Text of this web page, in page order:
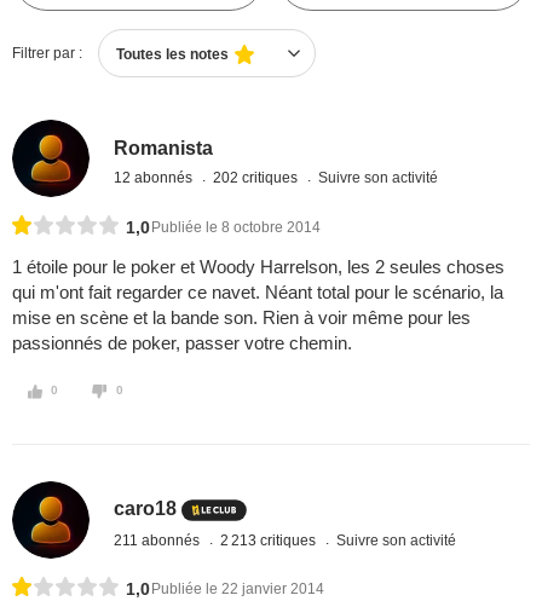
Filtrer par : Toutes les notes
Romanista
12 abonnés 202 critiques Suivre son activité
1,0 Publiée le 8 octobre 2014
1 étoile pour le poker et Woody Harrelson, les 2 seules choses
qui m'ont fait regarder ce navet. Néant total pour le scénario, la
mise en scène et la bande son. Rien à voir même pour les
passionnés de poker, passer votre chemin.
0 0
caro18
211 abonnés 2 213 critiques Suivre son activité
1,0 Publiée le 22 janvier 2014